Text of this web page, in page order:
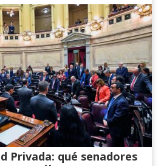
Privada: qué senadores